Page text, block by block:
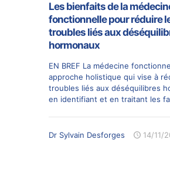
Les bienfaits de la
fonctionnelle pour réduire
troubles liés aux
hormonaux
EN BREF La médecine
approche holistique qui vise à
troubles liés aux déséquilibres
en identifiant et en traitant les
Dr Sylvain Desforges 14/11/